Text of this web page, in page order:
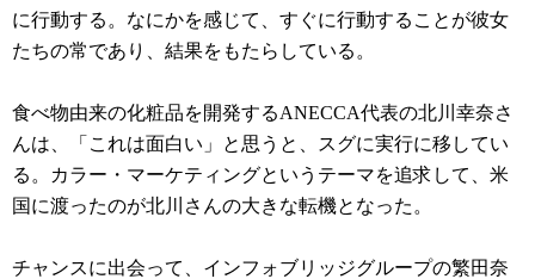
に行動する。なにかを感じて、すぐに行動することが彼女
たちの常であり、結果をもたらしている。
食べ物由来の化粧品を開発するANECCA代表の北川幸奈さ
んは、「これは面白い」と思うと、スグに実行に移してい
る。カラー・マーケティングというテーマを追求して、米
国に渡ったのが北川さんの大きな転機となった。
チャンスに出会って、インフォブリッジグループの繁田奈